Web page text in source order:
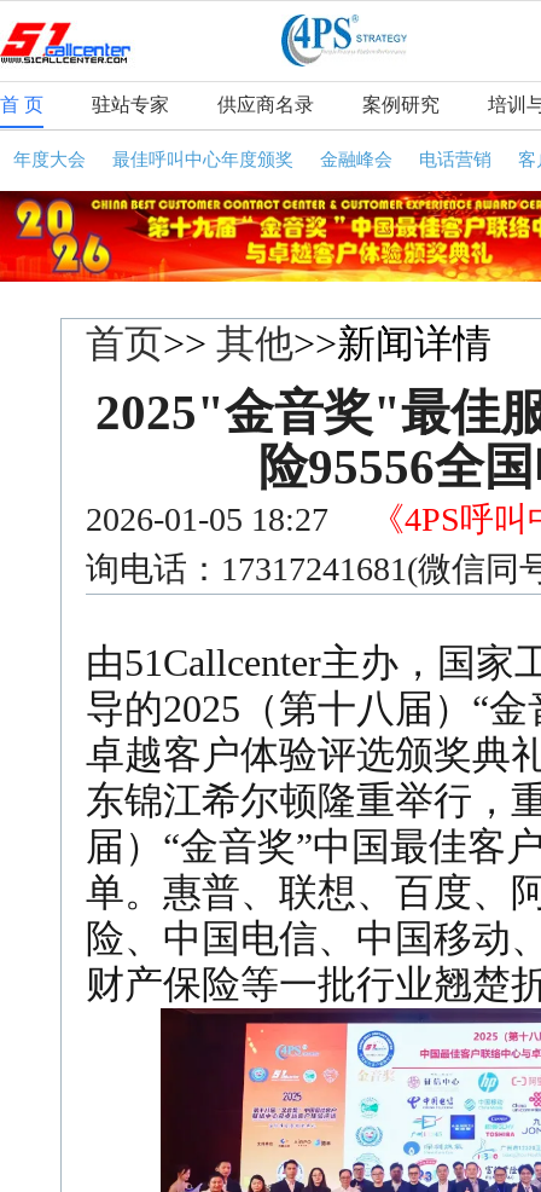
首 页 驻站专家 供应商名录 案例研究 培训
年度大会 最佳呼叫中心年度颁奖 金融峰会 电话营销 客
首页>> 其他>>新闻详情
2025"金音奖"最佳
险95556全
2026-01-05 18:27
《4PS呼
询电话：17317241681(微信
由51Callcenter主办，国
导的2025（第十八届）“
卓越客户体验评选颁奖典
东锦江希尔顿隆重举行，
届）“金音奖”中国最佳客
单。 惠普、联想、百度、
险、中国电信、中国移动
财产保险等一批行业翘楚